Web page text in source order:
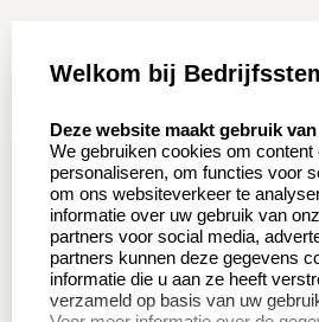
Aanvraag op maat
Wederverkoper
worden
Sale
Betaling & Verzending
Welkom bij
Deze website maakt gebruik
We gebruiken cookies om content
personaliseren, om functies voor
om ons websiteverkeer te
informatie over uw gebruik van
partners voor social media,
partners kunnen deze gegevens
informatie die u aan ze heeft
verzameld op basis van uw